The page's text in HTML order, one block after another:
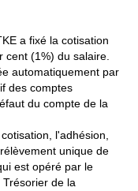
a fixé la cotisation
(1%) du salaire.
automatiquement par
des comptes
du compte de la
l'adhésion,
unique de
est opéré par le
de la